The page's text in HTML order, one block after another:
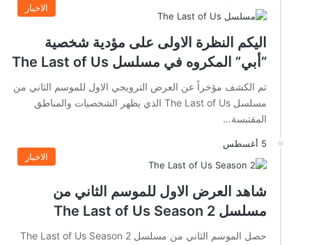
الاخبار
اليكم النظرة الاولى على مؤدية شخصية
“أبي” المكروه في مسلسل The Last of Us
تم الكشف مؤخراً عن العرض الترويجي الاول للموسم الثاني من
مسلسل The Last of Us الذي يظهر الشخصيات والمناطق
المقتبسة…
5 أغسطس
الاخبار
شاهد العرض الاول للموسم الثاني من
مسلسل The Last of Us Season 2
حصل الموسم الثاني من مسلسل The Last of Us Season 2